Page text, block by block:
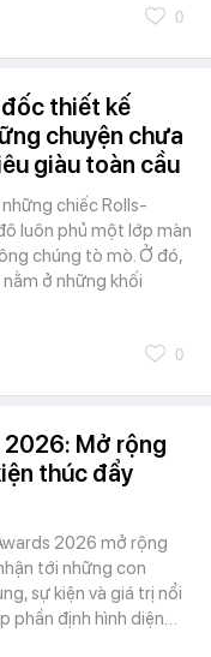
0
thiết kế
chuyện chưa
giàu toàn cầu
chiếc Rolls-
luôn phủ một lớp màn
chúng tò mò. Ở đó,
ở những khối
0
2026: Mở rộng
thúc đẩy
2026 mở rộng
tới những con
sự kiện và giá trị nổi
phần định hình diện…